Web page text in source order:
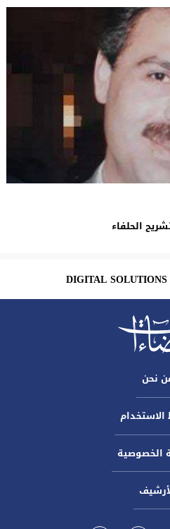
الحلفاء
DIGITAL
نحن
الخصوصية